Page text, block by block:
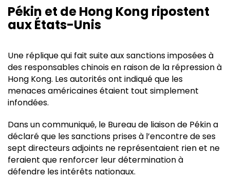
Pékin et de Hong Kong ripostent
aux États-Unis
Une réplique qui fait suite aux sanctions imposées à
des responsables chinois en raison de la répression à
Hong Kong. Les autorités ont indiqué que les
menaces américaines étaient tout simplement
infondées.
Dans un communiqué, le Bureau de liaison de Pékin a
déclaré que les sanctions prises à l’encontre de ses
sept directeurs adjoints ne représentaient rien et ne
feraient que renforcer leur détermination à
défendre les intérêts nationaux.